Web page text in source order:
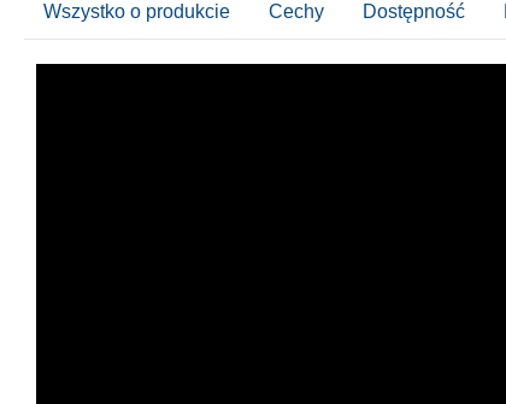
Wszystko o produkcie Cechy Dostępność